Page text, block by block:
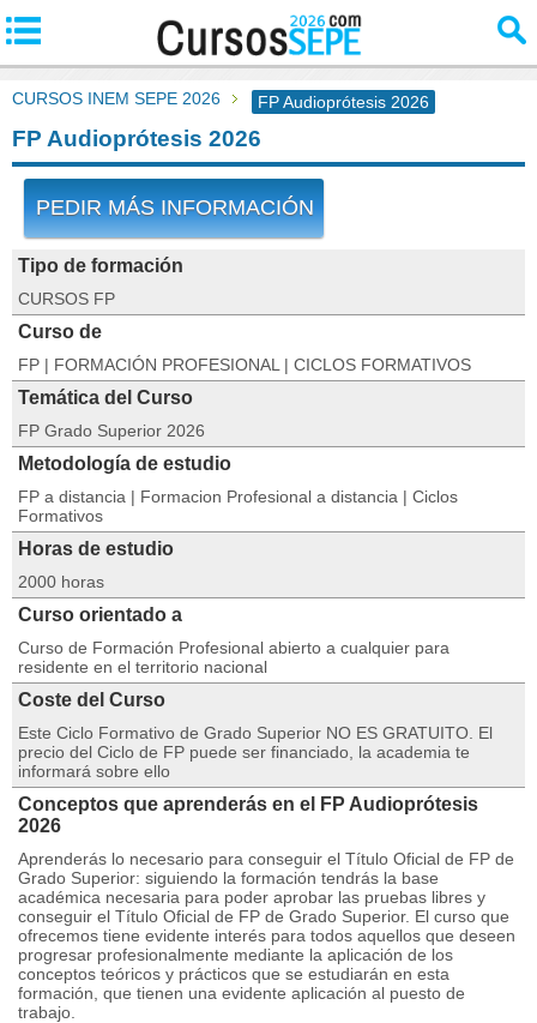
CURSOS INEM SEPE 2026 FP Audioprótesis 2026
FP Audioprótesis 2026
PEDIR MÁS INFORMACIÓN
Tipo de formación
CURSOS FP
Curso de
FP | FORMACIÓN PROFESIONAL | CICLOS FORMATIVOS
Temática del Curso
FP Grado Superior 2026
Metodología de estudio
FP a distancia | Formacion Profesional a distancia | Ciclos
Formativos
Horas de estudio
2000 horas
Curso orientado a
Curso de Formación Profesional abierto a cualquier para
residente en el territorio nacional
Coste del Curso
Este Ciclo Formativo de Grado Superior NO ES GRATUITO. El
precio del Ciclo de FP puede ser financiado, la academia te
informará sobre ello
Conceptos que aprenderás en el FP Audioprótesis
2026
Aprenderás lo necesario para conseguir el Título Oficial de FP de
Grado Superior: siguiendo la formación tendrás la base
académica necesaria para poder aprobar las pruebas libres y
conseguir el Título Oficial de FP de Grado Superior. El curso que
ofrecemos tiene evidente interés para todos aquellos que deseen
progresar profesionalmente mediante la aplicación de los
conceptos teóricos y prácticos que se estudiarán en esta
formación, que tienen una evidente aplicación al puesto de
trabajo.